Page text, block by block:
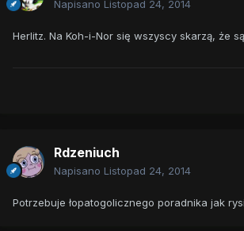
Napisano Listopad 24, 2014
Herlitz. Na Koh-i-Nor się wszyscy skarzą, że
Rdzeniuch
Napisano Listopad 24, 2014
Potrzebuje łopatogolicznego poradnika jak